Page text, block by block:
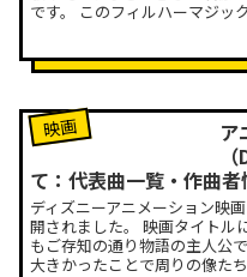
です。 このフィルハーマジッ
映画
ア
て：代表曲一覧・作曲者
ディズニーアニメーション映
開されました。 映画タイトル
もご存知の通り物語の主人公
大きかったことで周りの像た